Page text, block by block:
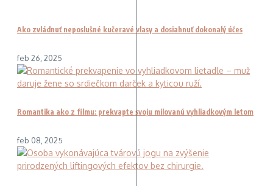
Ako zvládnuť neposlušné kučeravé vlasy a dosiahnuť dokonalý účes
feb 26, 2025
Romantika ako z filmu: prekvapte svoju milovanú vyhliadkovým letom
feb 08, 2025